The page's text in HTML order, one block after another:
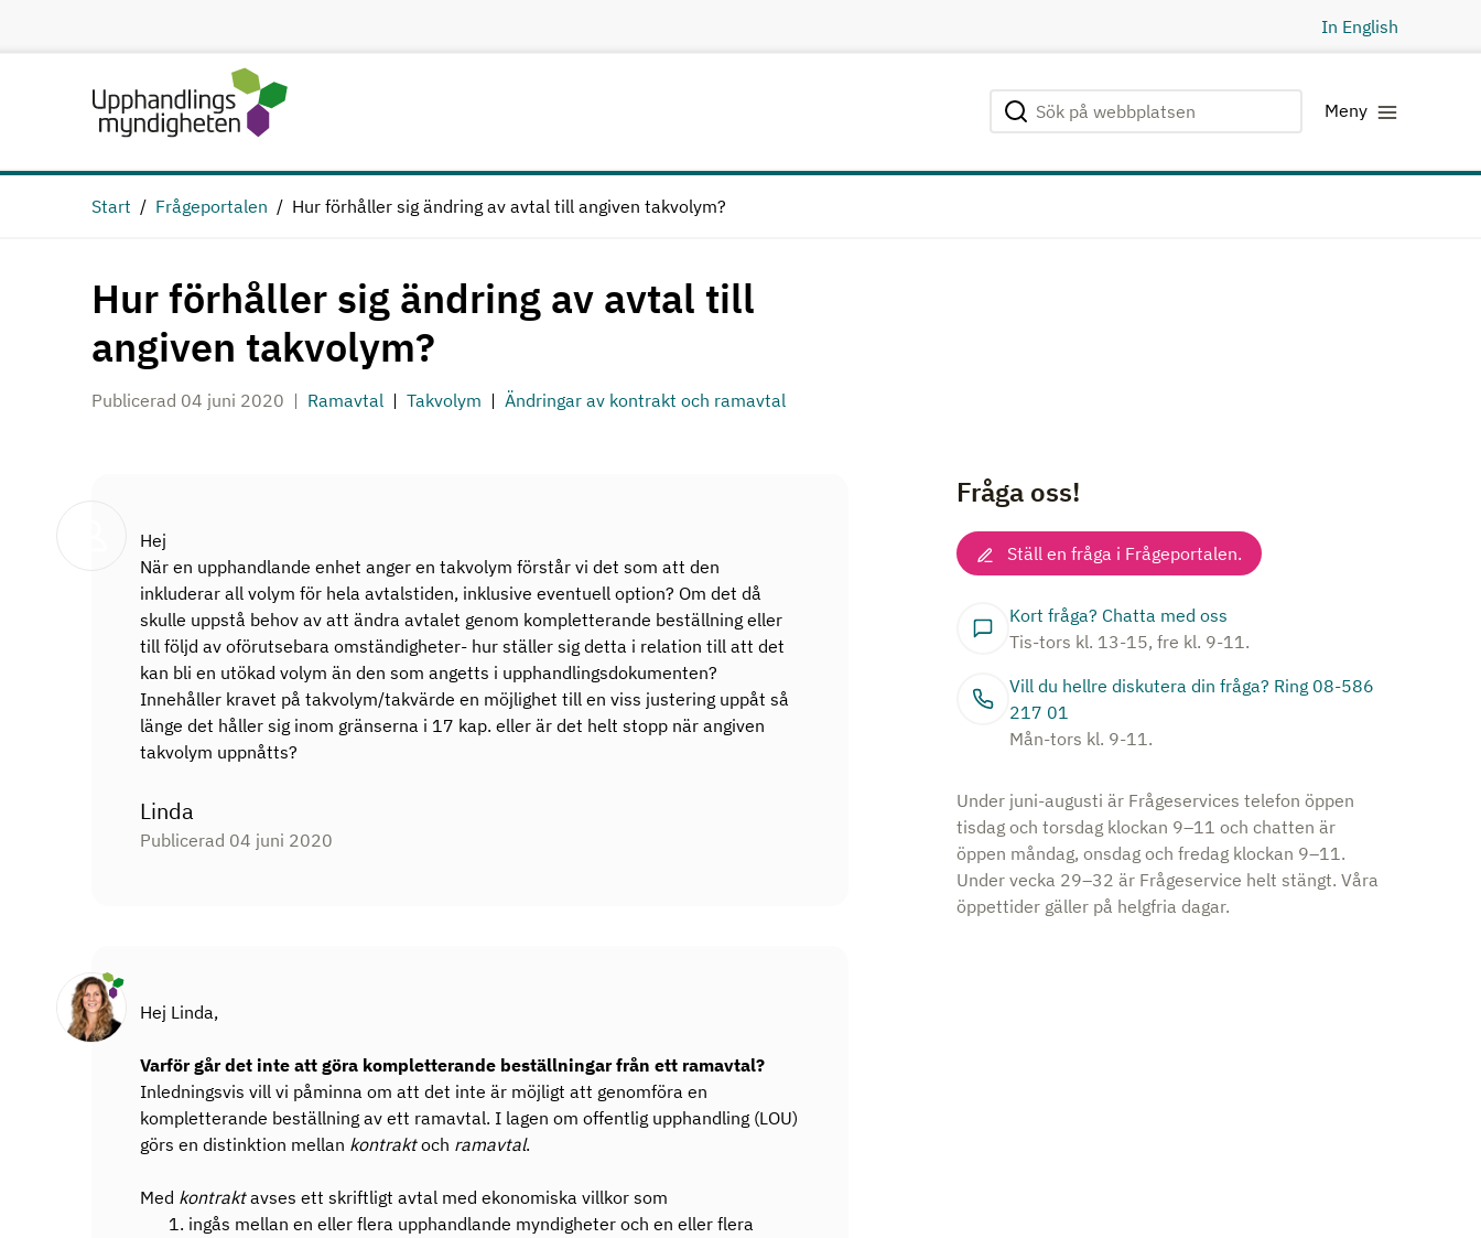
In English
Sök på webbplatsen
Genomför sökning Meny
Start Frågeportalen Hur förhåller sig ändring av avtal till angiven takvolym?
Hur förhåller sig ändring av avtal till
angiven takvolym?
Publicerad 04 juni 2020 Ramavtal Takvolym Ändringar av kontrakt och ramavtal
Hej
När en upphandlande enhet anger en takvolym förstår vi det som att den
inkluderar all volym för hela avtalstiden, inklusive eventuell option? Om det då
skulle uppstå behov av att ändra avtalet genom kompletterande beställning eller
till följd av oförutsebara omständigheter- hur ställer sig detta i relation till att det
kan bli en utökad volym än den som angetts i upphandlingsdokumenten?
Innehåller kravet på takvolym/takvärde en möjlighet till en viss justering uppåt så
länge det håller sig inom gränserna i 17 kap. eller är det helt stopp när angiven
takvolym uppnåtts?
Linda
Publicerad 04 juni 2020
Hej Linda,
Varför går det inte att göra kompletterande beställningar från ett ramavtal?
Inledningsvis vill vi påminna om att det inte är möjligt att genomföra en
kompletterande beställning av ett ramavtal. I lagen om offentlig upphandling (LOU)
görs en distinktion mellan kontraktoch ramavtal.
Med kontraktavses ett skriftligt avtal med ekonomiska villkor som
ingås mellan en eller flera upphandlande myndigheter och en eller flera
Fråga oss!
Ställ en fråga i Frågeportalen.
Kort fråga? Chatta med oss
Tis-tors kl. 13-15, fre kl. 9-11.
Vill du hellre diskutera din fråga? Ring 08-586
217 01
Mån-tors kl. 9-11.
Under juni-augusti är Frågeservices telefon öppen
tisdag och torsdag klockan 9–11 och chatten är
öppen måndag, onsdag och fredag klockan 9–11.
Under vecka 29–32 är Frågeservice helt stängt. Våra
öppettider gäller på helgfria dagar.